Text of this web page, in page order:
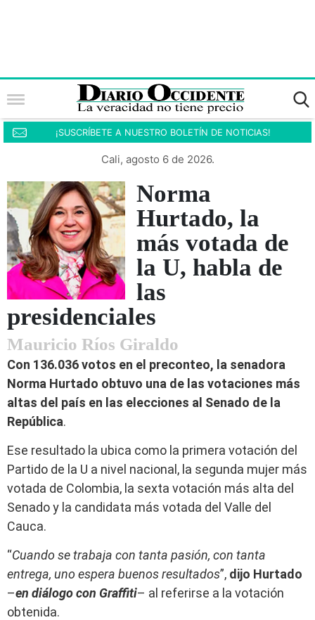
¡SUSCRÍBETE A NUESTRO BOLETÍN DE NOTICIAS!
Cali, agosto 6 de 2026.
Norma
Hurtado, la
más votada de
la U, habla de
las
presidenciales
Mauricio Ríos Giraldo
Con 136.036 votos en el preconteo, la senadora
Norma Hurtado obtuvo una de las votaciones más
altas del país en las elecciones al Senado de la
República.
Ese resultado la ubica como la primera votación del
Partido de la U a nivel nacional, la segunda mujer más
votada de Colombia, la sexta votación más alta del
Senado y la candidata más votada del Valle del
Cauca.
“Cuando se trabaja con tanta pasión, con tanta
entrega, uno espera buenos resultados”, dijo Hurtado
–en diálogo con Graffiti– al referirse a la votación
obtenida.